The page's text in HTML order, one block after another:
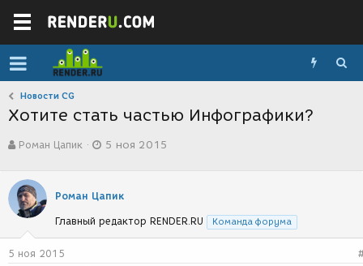
Новости CG
Хотите стать частью Инфографики?
в
о
р
т
е
м
ы
Роман Цапик
а
с
з
д
5 ноя 2015
Роман Цапик
Главный редактор RENDER.RU Команда форума
5 ноя 2015